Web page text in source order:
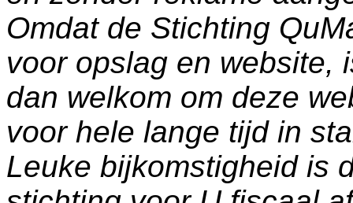
Omdat de Stichting
voor opslag en website,
dan welkom om deze
voor hele lange tijd in
Leuke bijkomstigheid is